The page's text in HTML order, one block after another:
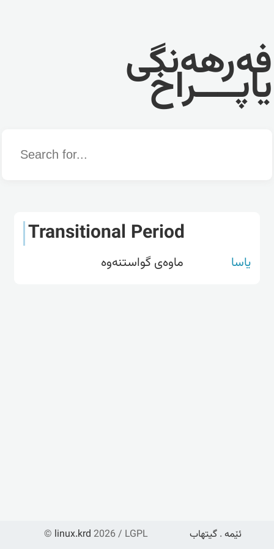
فەرهەنگی
یاپــــراخ
Word
Transitional Period
یاسا ماوەی گواستنەوە
© linux.krd 2026 / LGPL ئێمە . گیتهاب